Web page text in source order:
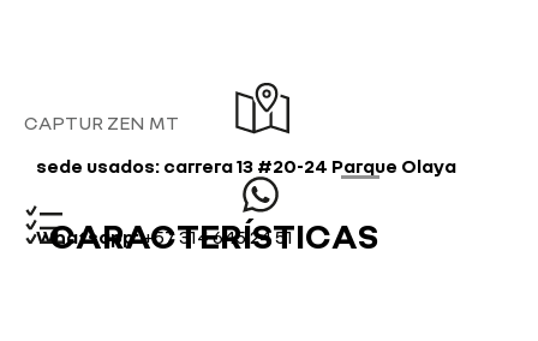
sede usados: carrera 13 #20-24 Parque Olaya
Whatsapp:+57 314 645 24 51
CAPTUR ZEN MT
CARACTERÍSTICAS